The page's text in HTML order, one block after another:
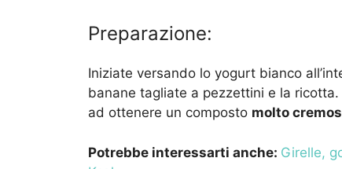
Preparazione:
Iniziate versando lo yogurt bianco
banane tagliate a pezzettini e la
ad ottenere un composto molto
Potrebbe interessarti anche: Girelle,